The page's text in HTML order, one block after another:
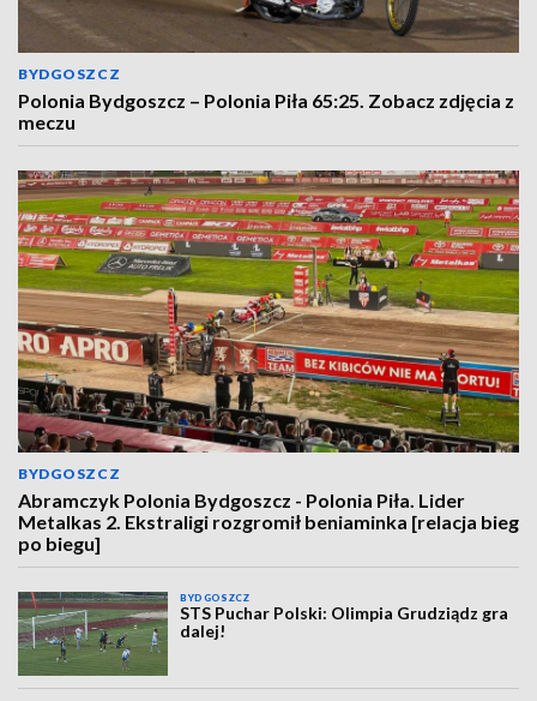
BYDGOSZCZ
Polonia Bydgoszcz – Polonia Piła 65:25. Zobacz zdjęcia z
meczu
BYDGOSZCZ
Abramczyk Polonia Bydgoszcz - Polonia Piła. Lider
Metalkas 2. Ekstraligi rozgromił beniaminka [relacja bieg
po biegu]
BYDGOSZCZ
STS Puchar Polski: Olimpia Grudziądz gra
dalej!